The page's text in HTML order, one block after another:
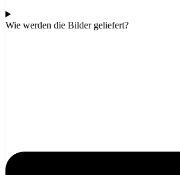
Wie werden die Bilder geliefert?